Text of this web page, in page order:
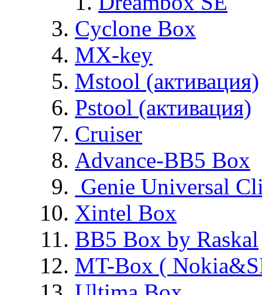
Cyclone Box
MX-key
Mstool (активация)
Pstool (активация)
Cruiser
Advance-BB5 Box
Genie Universal
Xintel Box
BB5 Box by Raskal
MT-Box (